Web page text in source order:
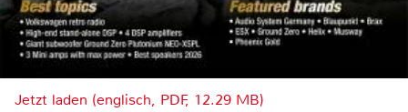
Jetzt laden (englisch, PDF, 12.29 MB)